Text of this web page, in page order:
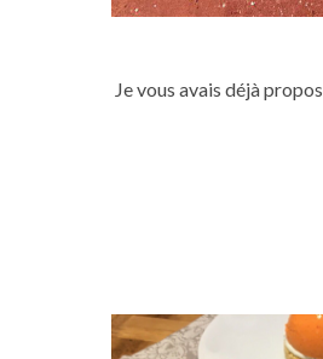
Je vous avais déjà